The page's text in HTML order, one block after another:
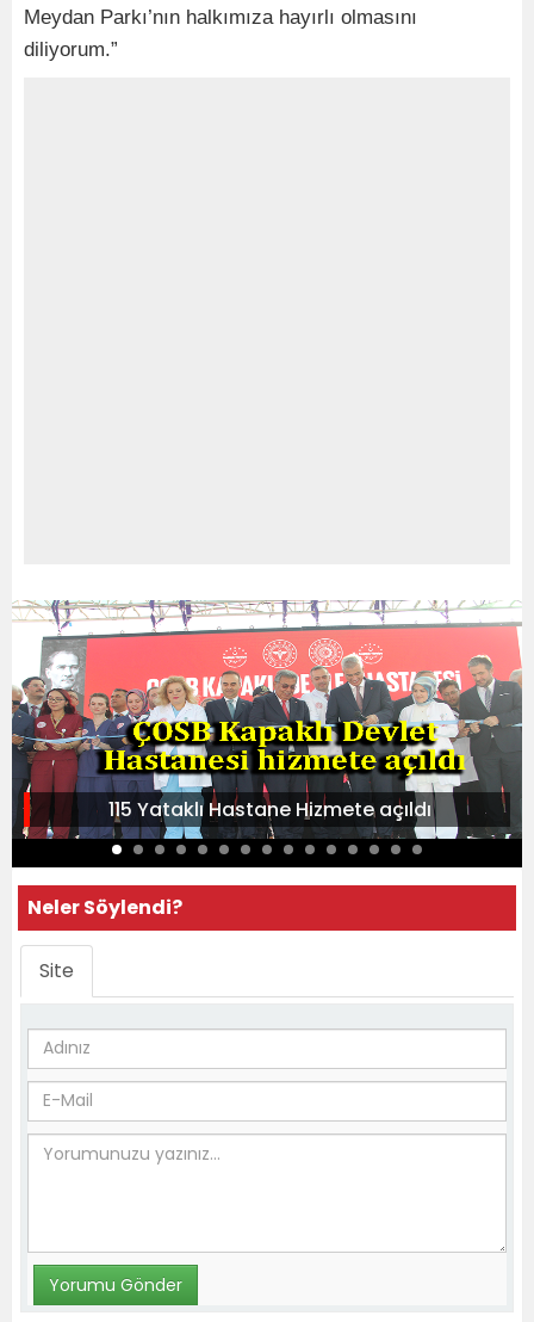
Meydan Parkı’nın halkımıza hayırlı olmasını
diliyorum.”
115 Yataklı Hastane Hizmete açıldı
Neler Söylendi?
Site